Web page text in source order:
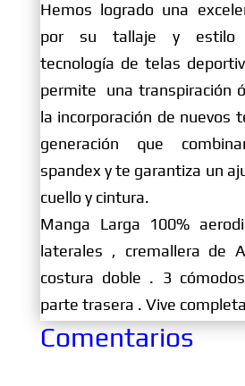
Hemos logrado una
por su tallaje y estilo
tecnología de telas
permite una transpiración
la incorporación de nuevos
generación que
spandex y te garantiza un
cuello y cintura.
Manga Larga 100%
laterales , cremallera de
costura doble . 3
parte trasera . Vive
Comentarios